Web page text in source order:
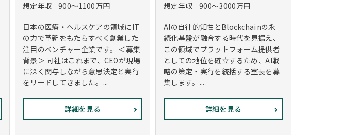
想定年収
900～1100万円
日本の医療・ヘルスケアの領域にIT
の力で革新をもたらすべく創業した
注目のベンチャー企業です。 ＜募集
背景＞ 同社はこれまで、CEOが現場
に深く関与しながら意思決定と実行
をリードしてきました。...
詳細を見る
想定年収
900～3000万円
AIの自律的知性とBlockchainの永
続化基盤が融合する時代を見据え、
この領域でプラットフォーム提供者
としての地位を確立するため、AI戦
略の策定・実行を統括する室長を募
集します。...
詳細を見る